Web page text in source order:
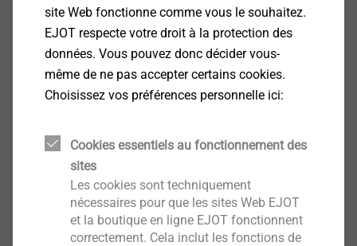
DELTA PT®
Infos produit
Infos produit
site Web fonctionne comme vous le souhaitez.
EJOT respecte votre droit à la protection des
données. Vous pouvez donc décider vous-
même de ne pas accepter certains cookies.
Choisissez vos préférences personnelle ici:
Cookies essentiels au fonctionnement des
sites
Les cookies sont techniquement
nécessaires pour que les sites Web EJOT
et la boutique en ligne EJOT fonctionnent
correctement. Cela inclut les fonctions de